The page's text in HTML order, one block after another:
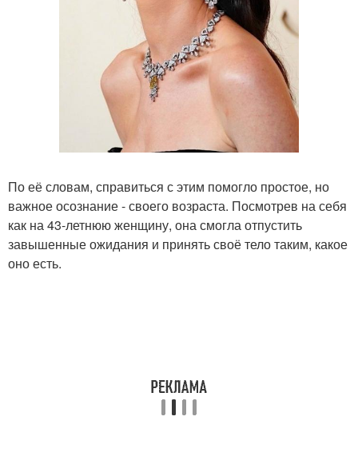
По её словам, справиться с этим помогло простое, но
важное осознание - своего возраста. Посмотрев на себя
как на 43-летнюю женщину, она смогла отпустить
завышенные ожидания и принять своё тело таким, какое
оно есть.